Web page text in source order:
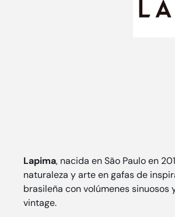
Lapima, nacida en São Paulo en
naturaleza y arte en gafas de
brasileña con volúmenes sinuosos
vintage.